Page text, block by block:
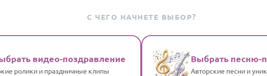
С ЧЕГО НАЧНЕТЕ ВЫБОР?
видео-поздравление
ролики и праздничные клипы
Выбрать песню-
Авторские песни и